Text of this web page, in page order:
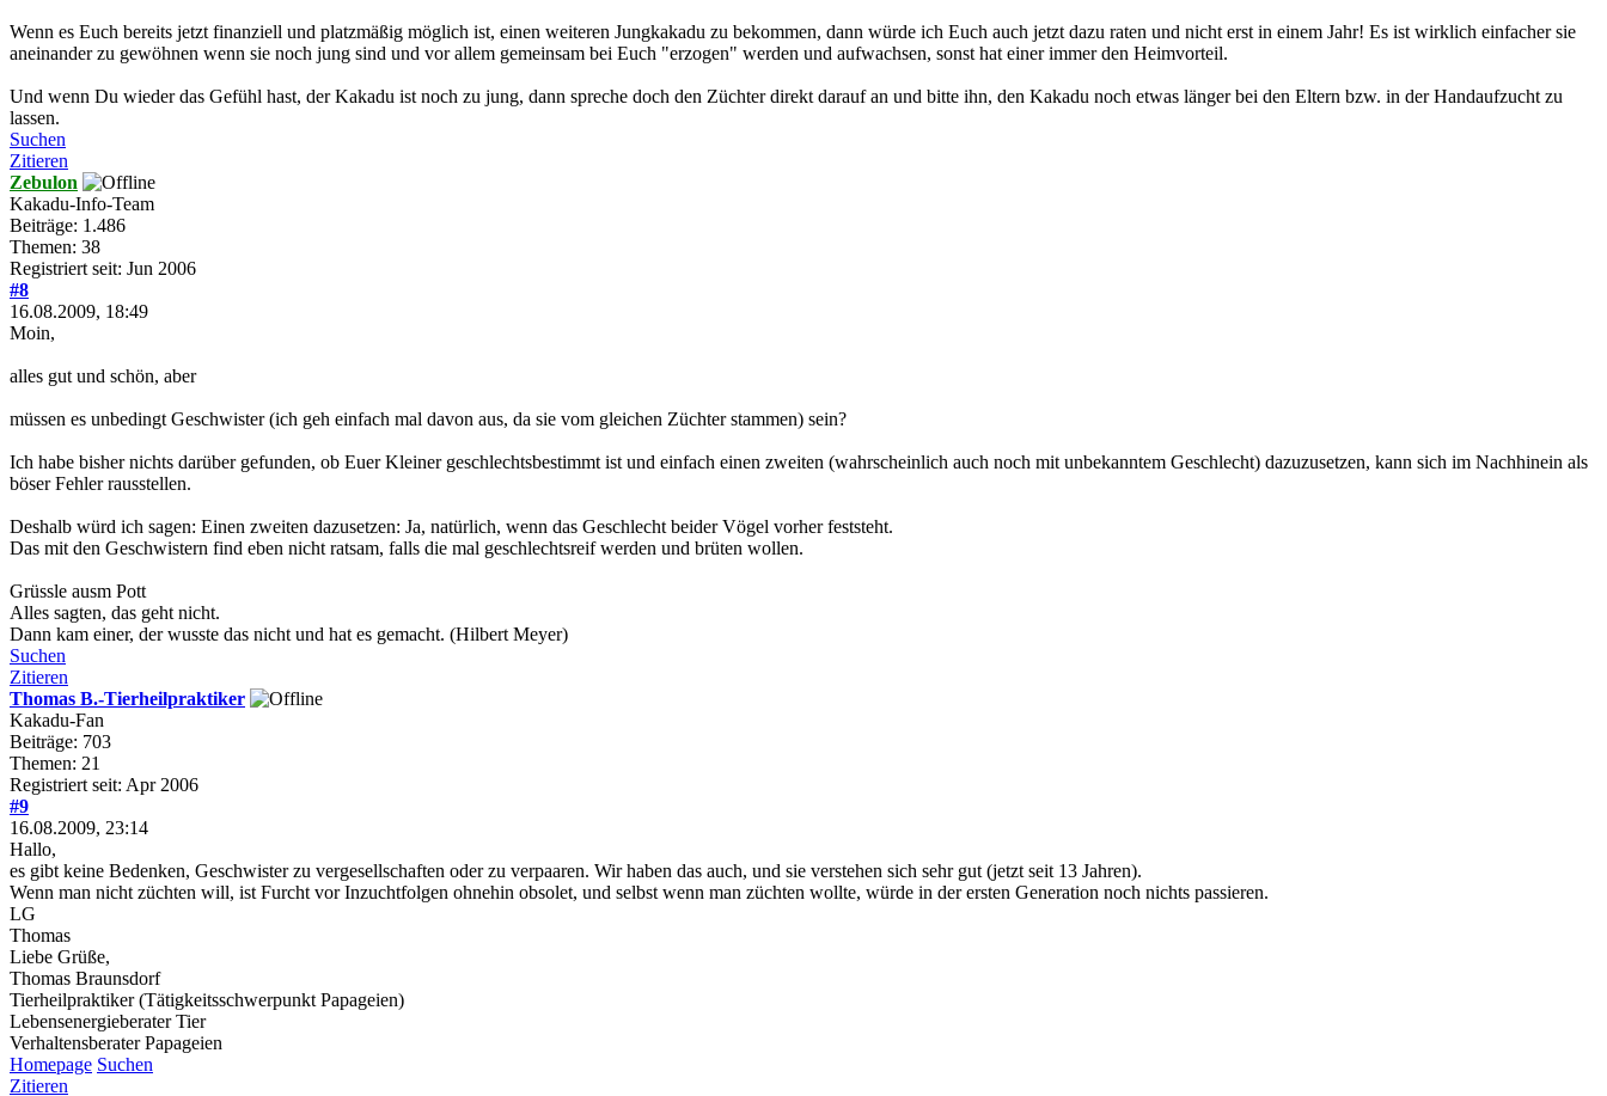
Wenn es Euch bereits jetzt finanziell und platzmäßig möglich ist, einen weiteren Jungkakadu zu bekommen, dann würde ich Euch auch jetzt dazu raten und nicht erst in einem Jahr! Es ist wirklich einfacher sie
aneinander zu gewöhnen wenn sie noch jung sind und vor allem gemeinsam bei Euch "erzogen" werden und aufwachsen, sonst hat einer immer den Heimvorteil.
Und wenn Du wieder das Gefühl hast, der Kakadu ist noch zu jung, dann spreche doch den Züchter direkt darauf an und bitte ihn, den Kakadu noch etwas länger bei den Eltern bzw. in der Handaufzucht zu
lassen.
Suchen
Zitieren
Zebulon
Kakadu-Info-Team
Beiträge: 1.486
Themen: 38
Registriert seit: Jun 2006
#8
16.08.2009, 18:49
Moin,
alles gut und schön, aber
müssen es unbedingt Geschwister (ich geh einfach mal davon aus, da sie vom gleichen Züchter stammen) sein?
Ich habe bisher nichts darüber gefunden, ob Euer Kleiner geschlechtsbestimmt ist und einfach einen zweiten (wahrscheinlich auch noch mit unbekanntem Geschlecht) dazuzusetzen, kann sich im Nachhinein als
böser Fehler rausstellen.
Deshalb würd ich sagen: Einen zweiten dazusetzen: Ja, natürlich, wenn das Geschlecht beider Vögel vorher feststeht.
Das mit den Geschwistern find eben nicht ratsam, falls die mal geschlechtsreif werden und brüten wollen.
Grüssle ausm Pott
Alles sagten, das geht nicht.
Dann kam einer, der wusste das nicht und hat es gemacht. (Hilbert Meyer)
Suchen
Zitieren
Thomas B.-Tierheilpraktiker
Kakadu-Fan
Beiträge: 703
Themen: 21
Registriert seit: Apr 2006
#9
16.08.2009, 23:14
Hallo,
es gibt keine Bedenken, Geschwister zu vergesellschaften oder zu verpaaren. Wir haben das auch, und sie verstehen sich sehr gut (jetzt seit 13 Jahren).
Wenn man nicht züchten will, ist Furcht vor Inzuchtfolgen ohnehin obsolet, und selbst wenn man züchten wollte, würde in der ersten Generation noch nichts passieren.
LG
Thomas
Liebe Grüße,
Thomas Braunsdorf
Tierheilpraktiker (Tätigkeitsschwerpunkt Papageien)
Lebensenergieberater Tier
Verhaltensberater Papageien
Homepage Suchen
Zitieren